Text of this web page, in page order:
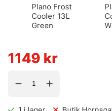
Plano Frost
Cooler 13L
Green
1149 kr